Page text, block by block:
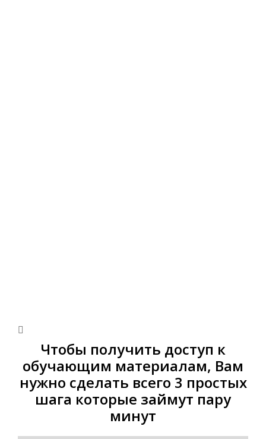
Чтобы получить доступ к
обучающим материалам, Вам
нужно сделать всего 3 простых
шага которые займут пару
минут